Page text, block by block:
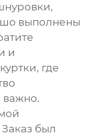
выполнены
и
, где
важно.
был